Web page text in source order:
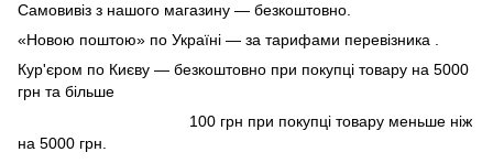
Самовивіз з нашого магазину — безкоштовно.
«Новою поштою» по Україні — за тарифами перевізника .
Кур'єром по Києву — безкоштовно при покупці товару на 5000
грн та більше
100 грн при покупці товару меньше ніж
на 5000 грн.